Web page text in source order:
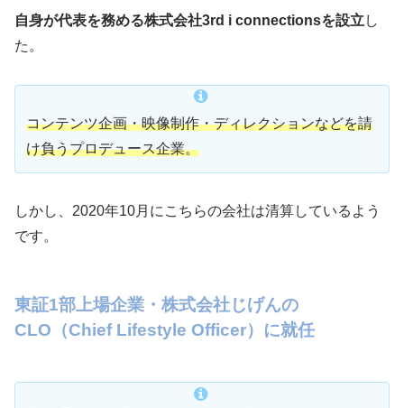
自身が代表を務める株式会社3rd i connectionsを設立 し
た。
コンテンツ企画・映像制作・ディレクションなどを請
け負うプロデュース企業。
しかし、2020年10月にこちらの会社は清算しているよう
です。
東証1部上場企業・株式会社じげんの
CLO（Chief Lifestyle Officer）に就任